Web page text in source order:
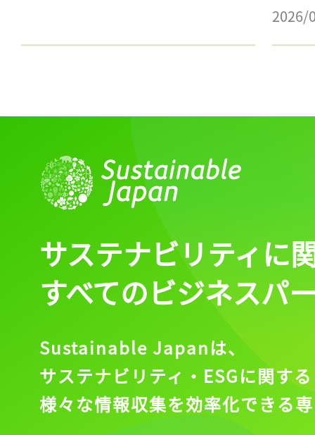
2026/
記事をお気に入りに
サステナビリティに
すべてのビジネスパ
Sustainable Japanは、
サステナビリティ・ESGに関する
様々な情報収集を効率化できる